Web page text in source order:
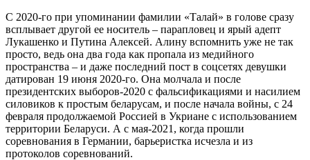
С 2020-го при упоминании фамилии «Талай» в голове сразу
всплывает другой ее носитель – парапловец и ярый адепт
Лукашенко и Путина Алексей. Алину вспомнить уже не так
просто, ведь она два года как пропала из медийного
пространства – и даже последний пост в соцсетях девушки
датирован 19 июня 2020-го. Она молчала и после
президентских выборов-2020 с фальсификациями и насилием
силовиков к простым беларусам, и после начала войны, с 24
февраля продолжаемой Россией в Укриане с использованием
территории Беларуси. А с мая-2021, когда прошли
соревнования в Германии, барьеристка исчезла и из
протоколов соревнований.